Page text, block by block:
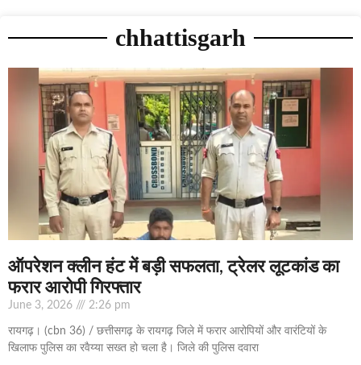
chhattisgarh
ऑपरेशन क्लीन हंट में बड़ी सफलता, ट्रेलर लूटकांड का
फरार आरोपी गिरफ्तार
June 3, 2026 2:26 pm
रायगढ़। (cbn 36) / छत्तीसगढ़ के रायगढ़ जिले में फरार आरोपियों और वारंटियों के
खिलाफ पुलिस का रवैय्या सख्त हो चला है। जिले की पुलिस दवारा